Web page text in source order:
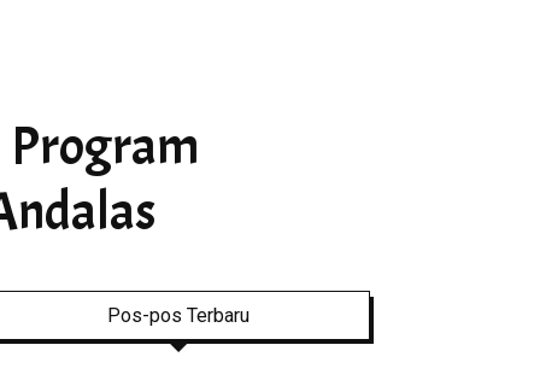
Program
Pos-pos Terbaru